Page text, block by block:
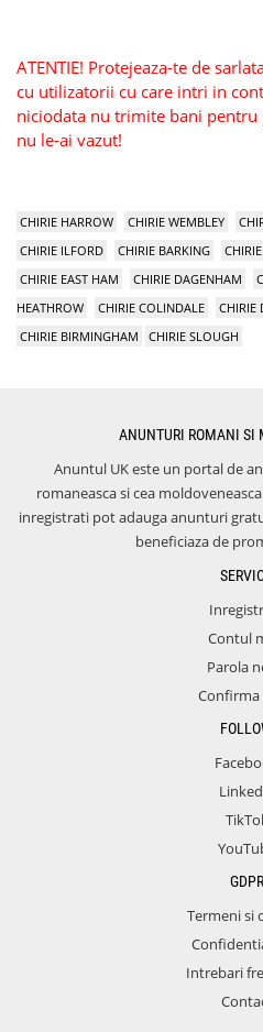
ATENTIE! Protejeaza-te de
cu utilizatorii cu care intri in
niciodata nu trimite bani pentru
nu le-ai vazut!
CHIRIE HARROW CHIRIE WEMBLEY
CHIRIE ILFORD
CHIRIE BARKING
CHIRIE EAST HAM
CHIRIE DAGENHAM
HEATHROW
CHIRIE COLINDALE CHIRIE
CHIRIE BIRMINGHAM
CHIRIE SLOUGH
ANUNTURI ROMANI SI
Anuntul UK este un portal de
romaneasca si cea
inregistrati pot adauga anunturi
beneficiaza de
Contul
Parola
Confirma
GDPR
Termeni si
Intrebari